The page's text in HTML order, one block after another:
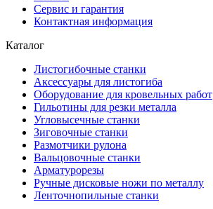
Сервис и гарантия
Контактная информация
Каталог
Листогибочные станки
Аксессуары для листогиба
Оборудование для кровельных работ
Гильотины для резки металла
Угловысечные станки
Зиговочные станки
Размотчики рулона
Вальцовочные станки
Арматурорезы
Ручные дисковые ножи по металлу
Ленточнопильные станки